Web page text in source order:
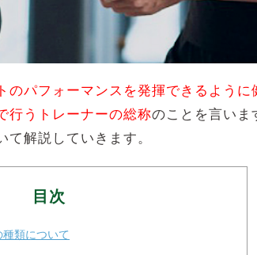
のパフォーマンスを発揮できるよう
行うトレーナーの総称のことを言いま
解説していきます。
目次
類について